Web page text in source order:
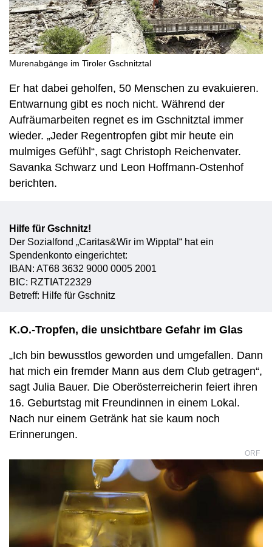
Murenabgänge im Tiroler Gschnitztal
Er hat dabei geholfen, 50 Menschen zu evakuieren.
Entwarnung gibt es noch nicht. Während der
Aufräumarbeiten regnet es im Gschnitztal immer
wieder. „Jeder Regentropfen gibt mir heute ein
mulmiges Gefühl“, sagt Christoph Reichenvater.
Savanka Schwarz und Leon Hoffmann-Ostenhof
berichten.
Hilfe für Gschnitz!
Der Sozialfond „Caritas&Wir im Wipptal“ hat ein
Spendenkonto eingerichtet:
IBAN: AT68 3632 9000 0005 2001
BIC: RZTIAT22329
Betreff: Hilfe für Gschnitz
K.O.-Tropfen, die unsichtbare Gefahr im Glas
„Ich bin bewusstlos geworden und umgefallen. Dann
hat mich ein fremder Mann aus dem Club getragen“,
sagt Julia Bauer. Die Oberösterreicherin feiert ihren
16. Geburtstag mit Freundinnen in einem Lokal.
Nach nur einem Getränk hat sie kaum noch
Erinnerungen.
ORF